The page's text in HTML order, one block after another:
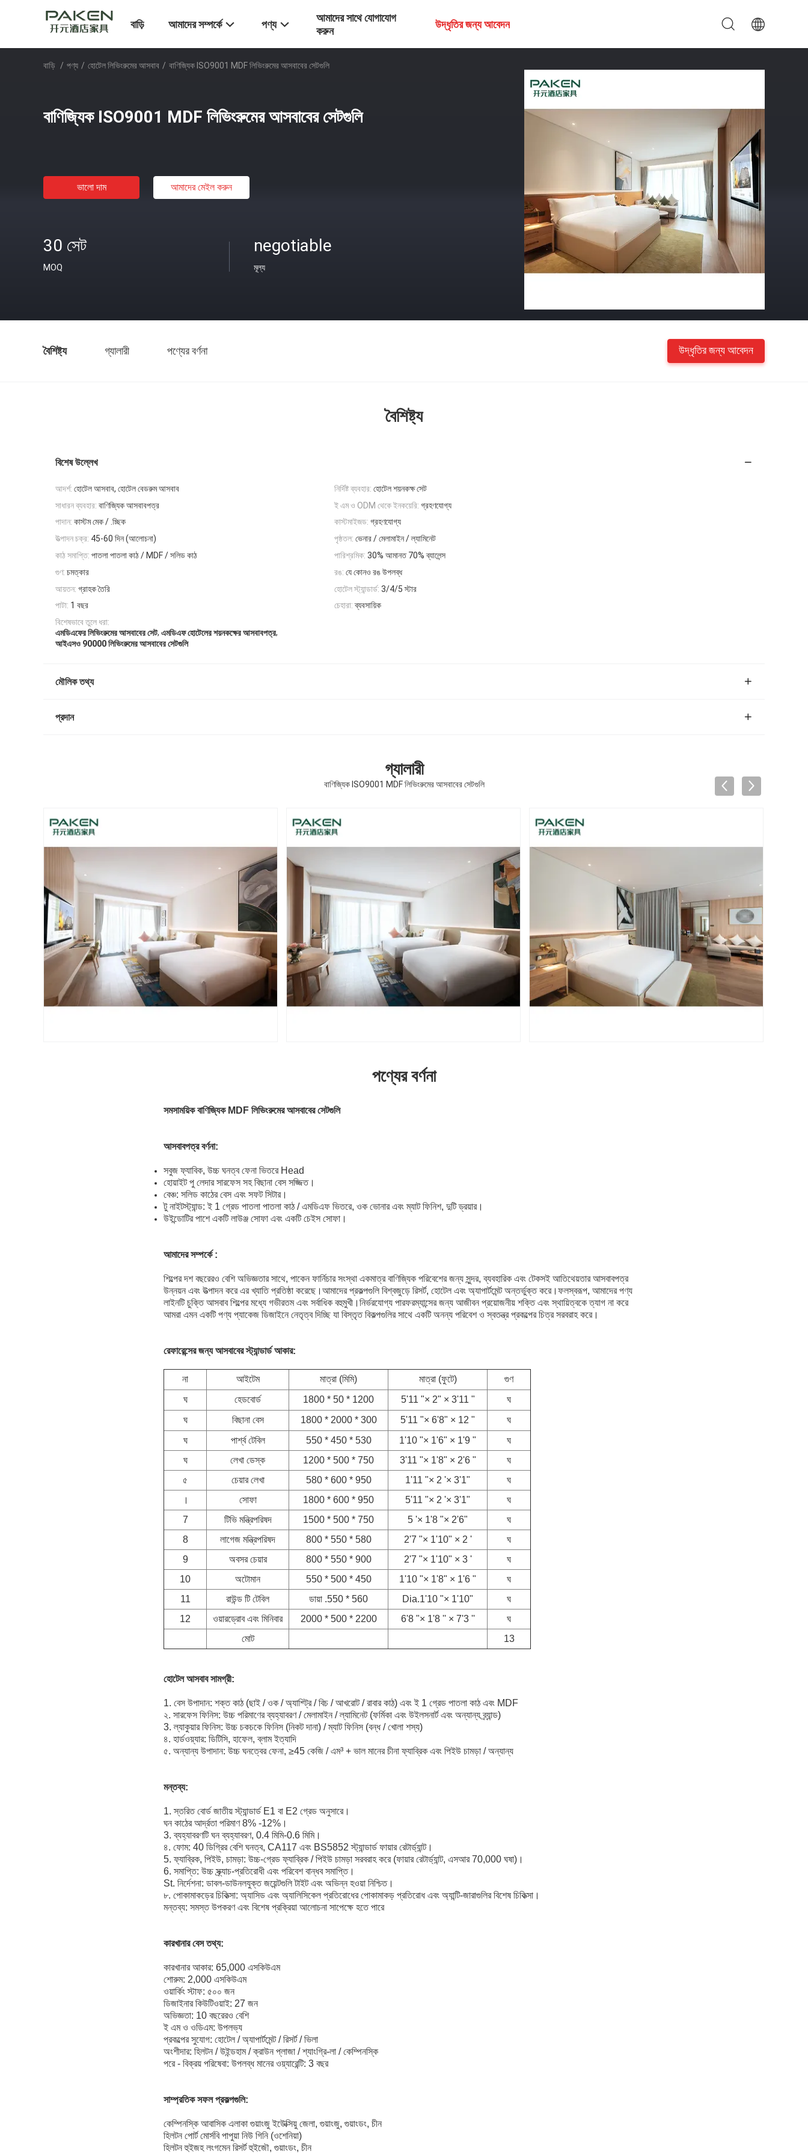
বাড়ি আমাদের সম্পর্কে পণ্য
আমাদের সাথে যোগাযোগ
করুন
উদ্ধৃতির জন্য আবেদন
বাড়ি / পণ্য / হোটেল লিভিংরুমের আসবাব / বাণিজ্যিক ISO9001 MDF লিভিংরুমের আসবাবের সেটগুলি
বাণিজ্যিক ISO9001 MDF লিভিংরুমের আসবাবের সেটগুলি
ভালো দাম আমাদের মেইল ​​করুন
30 সেট
MOQ
negotiable
মূল্য
বৈশিষ্ট্য গ্যালারী পণ্যের বর্ণনা উদ্ধৃতির জন্য আবেদন
বৈশিষ্ট্য
বিশেষ উল্লেখ
আদর্শ: হোটেল আসবাব, হোটেল বেডরুম আসবাব নির্দিষ্ট ব্যবহার: হোটেল শয়নকক্ষ সেট
সাধারন ব্যবহার: বাণিজ্যিক আসবাবপত্র ই এম ও ODM থেকে ইনকয়েরি: গ্রহণযোগ্য
পাদান: কাস্টম মেক / .চ্ছিক কাস্টমাইজড: গ্রহণযোগ্য
উত্পাদন চক্র: 45-60 দিন (আলোচনা) পৃষ্ঠতল: ভেনার / মেলামাইন / ল্যামিনেট
কাঠ সমাপ্তি: পাতলা পাতলা কাঠ / MDF / সলিড কাঠ পারিশ্রমিক: 30% আমানত 70% ব্যালেন্স
গুণ: চমত্কার রঙ: যে কোনও রঙ উপলব্ধ
আয়তন: গ্রাহক তৈরি হোটেল স্ট্যান্ডার্ড: 3/4/5 স্টার
পাটা: 1 বছর চেহারা: ব্যবসায়িক
বিশেষভাবে তুলে ধরা:
এমডিএফের লিভিংরুমের আসবাবের সেট, এমডিএফ হোটেলের শয়নকক্ষের আসবাবপত্র,
আইএসও 90000 লিভিংরুমের আসবাবের সেটগুলি
মৌলিক তথ্য
প্রদান
গ্যালারী
বাণিজ্যিক ISO9001 MDF লিভিংরুমের আসবাবের সেটগুলি
পণ্যের বর্ণনা
সমসাময়িক বাণিজ্যিক MDF লিভিংরুমের আসবাবের সেটগুলি
আসবাবপত্র বর্ণনা:
সবুজ ফ্যাবিক, উচ্চ ঘনত্ব ফেনা ভিতরে Head
হোয়াইট পু লেদার সারফেস সহ বিছানা বেস সজ্জিত।
বেঞ্চ: সলিড কাঠের বেস এবং সফট সিটার।
টু নাইটস্ট্যান্ড: ই 1 গ্রেড পাতলা পাতলা কাঠ / এমডিএফ ভিতরে, ওক ভোনার এবং ম্যাট ফিনিশ, দুটি ড্রয়ার।
উইন্ডোটির পাশে একটি লাউঞ্জ সোফা এবং একটি চেইস সোফা।
আমাদের সম্পর্কে :
শিল্পের দশ বছরেরও বেশি অভিজ্ঞতার সাথে, পাকেন ফার্নিচার সংস্থা একমাত্র বাণিজ্যিক পরিবেশের জন্য সুন্দর, ব্যবহারিক এবং টেকসই আতিথেয়তার আসবাবপত্র
উন্নয়ন এবং উত্পাদন করে এর খ্যাতি প্রতিষ্ঠা করেছে।আমাদের প্রকল্পগুলি বিশ্বজুড়ে রিসর্ট, হোটেল এবং অ্যাপার্টমেন্ট অন্তর্ভুক্ত করে।ফলস্বরূপ, আমাদের পণ্য
লাইনটি চুক্তি আসবাব শিল্পের মধ্যে গভীরতম এবং সর্বাধিক বহুমুখী।নির্ভরযোগ্য পারফরম্যান্সের জন্য আজীবন প্রয়োজনীয় শক্তি এবং স্থায়িত্বকে ত্যাগ না করে
আমরা এমন একটি পণ্য প্যাকেজ ডিজাইনে নেতৃত্ব দিচ্ছি যা বিস্তৃত বিকল্পগুলির সাথে একটি অনন্য পরিবেশ ও স্বতন্ত্র প্রকল্পের চিত্র সরবরাহ করে।
রেফারেন্সের জন্য আসবাবের স্ট্যান্ডার্ড আকার:
না আইটেম মাত্রা (মিমি) মাত্রা (ফুটে)
গুণ
ঘ
হেডবোর্ড 1800 * 50 * 1200 5'11 "× 2" × 3'11 "
ঘ
ঘ
বিছানা বেস 1800 * 2000 * 300 5'11 "× 6'8" × 12 "
ঘ
ঘ
পার্শ্ব টেবিল 550 * 450 * 530 1'10 "× 1'6" × 1'9 "
ঘ
ঘ
লেখা ডেস্ক 1200 * 500 * 750 3'11 "× 1'8" × 2'6 "
ঘ
৫
চেয়ার লেখা 580 * 600 * 950 1'11 "× 2 '× 3'1"
ঘ
।
সোফা 1800 * 600 * 950 5'11 "× 2 '× 3'1"
ঘ
7
টিভি মন্ত্রিপরিষদ 1500 * 500 * 750 5 '× 1'8 "× 2'6"
ঘ
8
লাগেজ মন্ত্রিপরিষদ 800 * 550 * 580 2'7 "× 1'10" × 2 '
ঘ
9
অবসর চেয়ার 800 * 550 * 900 2'7 "× 1'10" × 3 '
ঘ
10
অটোমান 550 * 500 * 450 1'10 "× 1'8" × 1'6 "
ঘ
11
রাউন্ড টি টেবিল ডায়া .550 * 560 Dia.1'10 "× 1'10"
ঘ
12
ওয়ারড্রোব এবং মিনিবার 2000 * 500 * 2200 6'8 "× 1'8 '' × 7'3 ''
ঘ
মোট
13
হোটেল আসবাব সামগ্রী:
1. বেস উপাদান: শক্ত কাঠ (ছাই / ওক / অ্যাশ্ট্রি / বিচ / আখরোট / রাবার কাঠ) এবং ই 1 গ্রেড পাতলা কাঠ এবং MDF
২. সারফেস ফিনিস: উচ্চ পরিমাণের ব্যহ্যাবরণ / মেলামাইন / ল্যামিনেট (ফর্মিকা এবং উইলসনার্ট এবং অন্যান্য ব্র্যান্ড)
3. ল্যাকুয়ার ফিনিস: উচ্চ চকচকে ফিনিস (নিকট দানা) / ম্যাট ফিনিস (বন্ধ / খোলা শস্য)
৪. হার্ডওয়্যার: ডিটিসি, হাফেল, ব্লাম ইত্যাদি
৫. অন্যান্য উপাদান: উচ্চ ঘনত্বের ফেনা, ≥45 কেজি / এম³ + ভাল মানের চীনা ফ্যাব্রিক এবং পিইউ চামড়া / অন্যান্য
মন্তব্য:
1. স্তরিত বোর্ড জাতীয় স্ট্যান্ডার্ড E1 বা E2 গ্রেড অনুসারে।
ঘন কাঠের আর্দ্রতা পরিমাণ 8% -12%।
3. ব্যহ্যাবরণটি ঘন ব্যহ্যাবরণ, 0.4 মিমি-0.6 মিমি।
৪. ফোম: 40 ডিগ্রির বেশি ঘনত্ব, CA117 এবং BS5852 স্ট্যান্ডার্ড ফায়ার রেটার্ড্যান্ট।
5. ফ্যাব্রিক, পিইউ, চামড়া: উচ্চ-গ্রেড ফ্যাব্রিক / পিইউ চামড়া সরবরাহ করে (ফায়ার রেটার্ড্যান্ট, এসআর 70,000 ঘষা)।
6. সমাপ্তি: উচ্চ স্ক্র্যাচ-প্রতিরোধী এবং পরিবেশ বান্ধব সমাপ্তি।
St. নির্দেশনা: ডাবল-ডাউনলযুক্ত জয়েন্টগুলি টাইট এবং অভিন্ন হওয়া নিশ্চিত।
৮. পোকামাকড়ের চিকিত্সা: অ্যাসিড এবং অ্যালিসিকেল প্রতিরোধের পোকামাকড় প্রতিরোধ এবং অ্যান্টি-জারাগুলির বিশেষ চিকিত্সা।
মন্তব্য: সমস্ত উপকরণ এবং বিশেষ প্রক্রিয়া আলোচনা সাপেক্ষে হতে পারে
কারখানার বেস তথ্য:
কারখানার আকার: 65,000 এসকিউএম
শোরুম: 2,000 এসকিউএম
ওয়ার্কিং স্টাফ: ৫০০ জন
ডিজাইনার কিউটিওয়াই: 27 জন
অভিজ্ঞতা: 10 বছরেরও বেশি
ই এম ও ওডিএম: উপলভ্য
প্রকল্পের সুযোগ: হোটেল / অ্যাপার্টমেন্ট / রিসর্ট / ভিলা
অংশীদার: হিলটন / উইন্ডহাম / ক্রাউন প্লাজা / শ্যাংগ্রি-লা / কেম্পিনস্কি
পরে - বিক্রয় পরিষেবা: উপলব্ধ মানের ওয়্যারেন্টি: 3 বছর
সাম্প্রতিক সফল প্রকল্পগুলি:
কেম্পিনস্কি আবাসিক এলাকা গুয়াংজু ইউেক্সিয়ু জেলা, গুয়াংজু, গুয়াংডং, চীন
হিলটন পোর্ট মোর্সবি পাপুয়া নিউ গিনি (ওশেনিয়া)
হিলটন হুইজহ লংগমেন রিসর্ট হুইজৌ, গুয়াংডং, চীন